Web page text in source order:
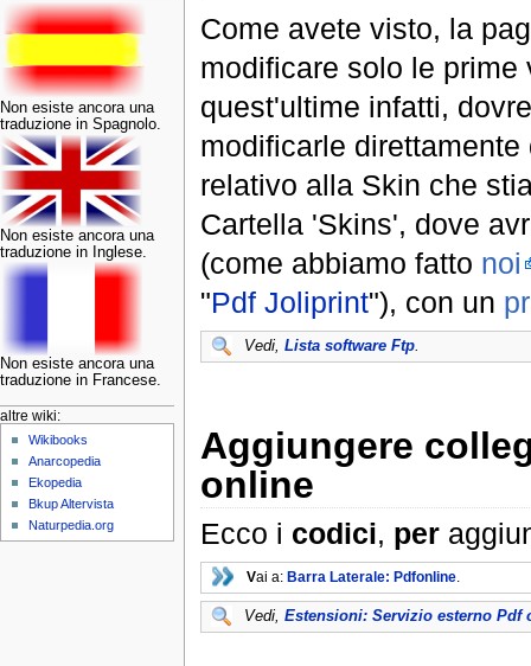
Come avete visto, la
modificare solo le
quest'ultime infatti,
modificarle
relativo alla Skin che
Cartella 'Skins', dove
(come abbiamo fatto noi
"Pdf Joliprint"), con un
Vedi, Lista software Ftp.
Aggiungere
online
Ecco i codici, per
Vai a: Barra Laterale: Pdfonline.
Vedi, Estensioni: Servizio esterno Pdf
Non esiste ancora una
traduzione in Spagnolo.
Non esiste ancora una
traduzione in Inglese.
Non esiste ancora una
traduzione in Francese.
altre wiki:
Wikibooks
Anarcopedia
Ekopedia
Bkup Altervista
Naturpedia.org